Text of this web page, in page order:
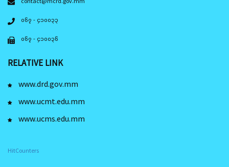
၀၆၇ - ၄၁၀၀၃၃
၀၆၇ - ၄၁၀၀၃၆
RELATIVE LINK
www.drd.gov.mm
www.ucmt.edu.mm
www.ucms.edu.mm
HitCounters